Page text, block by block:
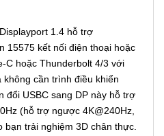
1.4 hỗ trợ
15575 kết nối điện thoại hoặc
C hoặc Thunderbolt 4/3 với
không cần trình điều khiển
đổi USBC sang DP này hỗ trợ
(hỗ trợ ngược 4K@240Hz,
bạn trải nghiệm 3D chân thực.